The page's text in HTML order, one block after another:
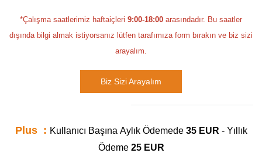
*Çalışma saatlerimiz haftaiçleri 9:00-18:00 arasındadır. Bu saatler
dışında bilgi almak istiyorsanız lütfen tarafımıza form bırakın ve biz sizi
arayalım.
Biz Sizi Arayalım
Plus : Kullanıcı Başına Aylık Ödemede 35EUR - Yıllık
Ödeme 25 EUR